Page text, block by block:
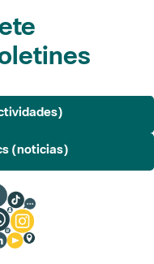
(noticias)